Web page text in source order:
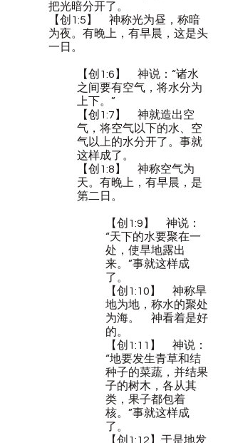
把光暗分开了。
【创1:5】　神称光为昼，称暗
为夜。有晚上，有早晨，这是头
一日。
【创1:6】　神说：“诸水
之间要有空气，将水分为
上下。”
【创1:7】　神就造出空
气，将空气以下的水、空
气以上的水分开了。事就
这样成了。
【创1:8】　神称空气为
天。有晚上，有早晨，是
第二日。
【创1:9】　神说：
“天下的水要聚在一
处，使旱地露出
来。”事就这样成
了。
【创1:10】　神称旱
地为地，称水的聚处
为海。　神看着是好
的。
【创1:11】　神说：
“地要发生青草和结
种子的菜蔬，并结果
子的树木，各从其
类，果子都包着
核。”事就这样成
了。
【创1:12】于是地发